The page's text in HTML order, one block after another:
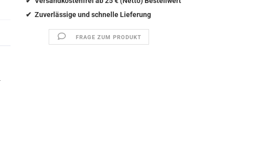
FRAGE ZUM PRODUKT